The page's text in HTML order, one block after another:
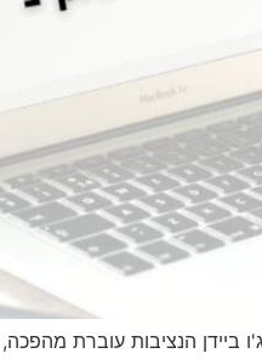
ביידן הנציבות עוברת